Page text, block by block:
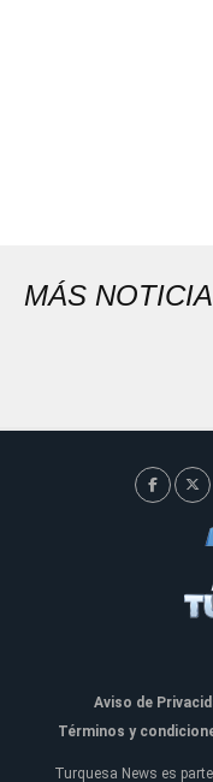
MÁS
Aviso de
Términos y
Turquesa News es